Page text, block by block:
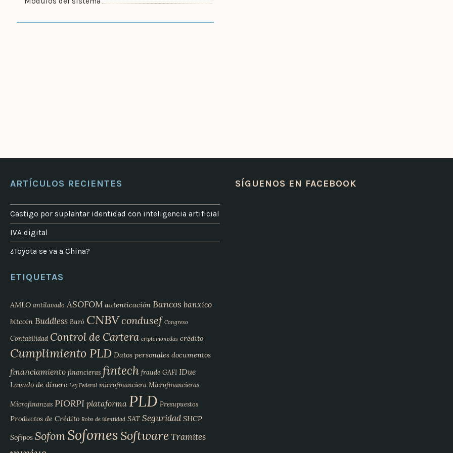
ARTÍCULOS RECIENTES
Castigo por suplantar identidad con inteligencia artificial
IVA digital
¿Toyota se va a China?
ETIQUETAS
AMLO antilavado ASOFOM autenticación Bancos banxico
bitcoin Buddless Buró CNBVcondusef Congreso
Contabilidad Control de Cartera criptomonedas crédito
Cumplimiento PLD Datos personales documentos
financiamiento financieras fintech fraude GAFI IDue
Lavado de dinero Ley Federal microfinanciera Microfinancieras
Microfinanzas PIORPI plataforma PLD Presupuestos
Productos de Crédito Robo de identidad SAT Seguridad SHCP
Sofipos SofomSofomesSoftwareTramites
SÍGUENOS EN FACEBOOK